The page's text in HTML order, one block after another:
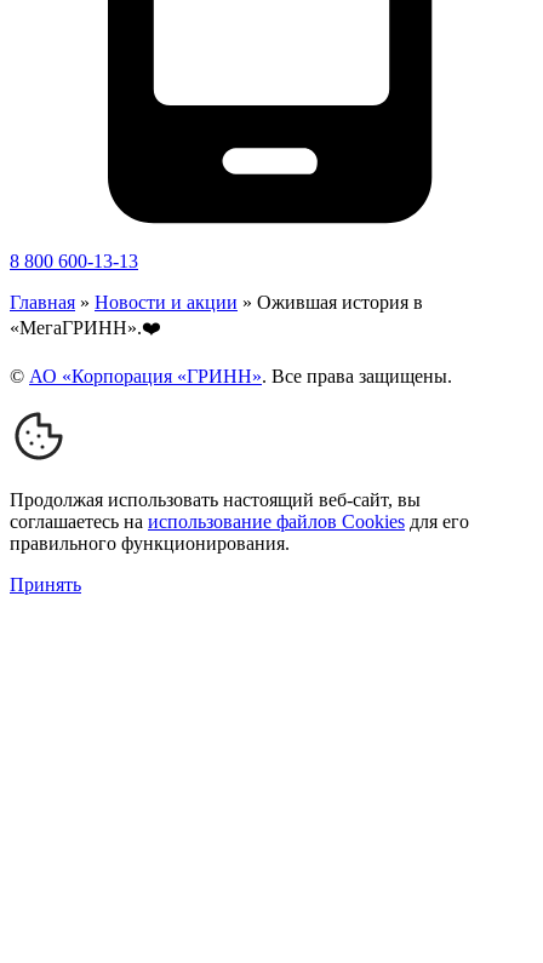
8 800 600-13-13
Главная » Новости и акции » Ожившая история в
«МегаГРИНН».❤️
© АО «Корпорация «ГРИНН». Все права защищены.
Продолжая использовать настоящий веб-сайт, вы
соглашаетесь на использование файлов Cookies для его
правильного функционирования.
Принять